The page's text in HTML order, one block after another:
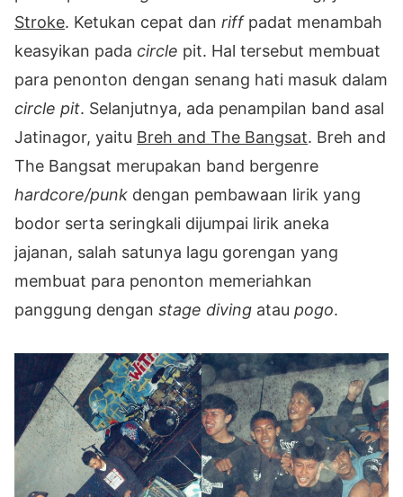
Stroke. Ketukan cepat dan riff padat menambah
keasyikan pada circle pit. Hal tersebut membuat
para penonton dengan senang hati masuk dalam
circle pit. Selanjutnya, ada penampilan band asal
Jatinagor, yaitu Breh and The Bangsat. Breh and
The Bangsat merupakan band bergenre
hardcore/punk dengan pembawaan lirik yang
bodor serta seringkali dijumpai lirik aneka
jajanan, salah satunya lagu gorengan yang
membuat para penonton memeriahkan
panggung dengan stage diving atau pogo.